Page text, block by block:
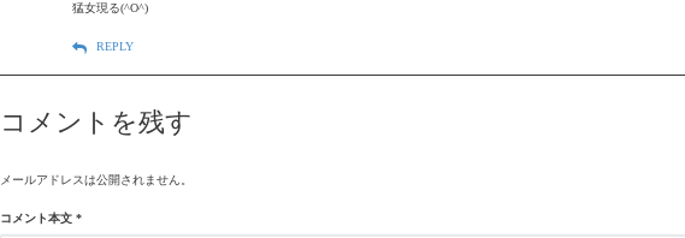
猛女現る(^O^)
REPLY
コメントを残す
メールアドレスは公開されません。
コメント本文 *